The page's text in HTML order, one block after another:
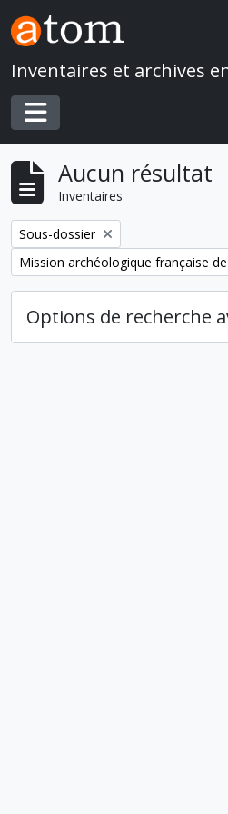
Skip to main content
Inventaires et archives
Toggle navigation
Aucun résultat
Inventaires
Remove filter:
Sous-dossier
Remove filter:
Options de recherche